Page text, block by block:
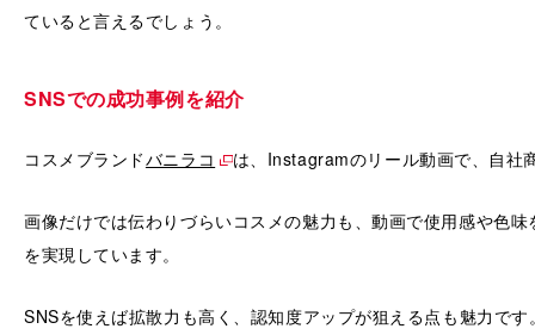
ていると言えるでしょう。
SNSでの成功事例を紹介
コスメブランドバニラコ は、Instagramのリール動画で、自社
画像だけでは伝わりづらいコスメの魅力も、動画で使用感や色
を実現しています。
SNSを使えば拡散力も高く、認知度アップが狙える点も魅力です